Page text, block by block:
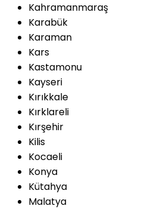
Kahramanmaraş
Karabük
Karaman
Kars
Kastamonu
Kayseri
Kırıkkale
Kırklareli
Kırşehir
Kilis
Kocaeli
Konya
Kütahya
Malatya